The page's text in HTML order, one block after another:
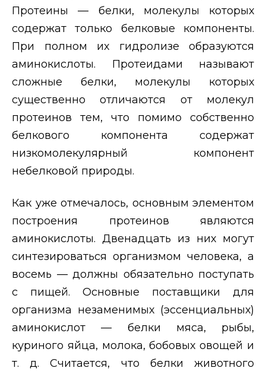
Протеины — белки, молекулы которых
содержат только белковые компоненты.
При полном их гидролизе образуются
аминокислоты. Протеидами называют
сложные белки, молекулы которых
существенно отличаются от молекул
протеинов тем, что помимо собственно
белкового компонента содержат
низкомолекулярный компонент
небелковой природы.
Как уже отмечалось, основным элементом
построения протеинов являются
аминокислоты. Двенадцать из них могут
синтезироваться организмом человека, а
восемь — должны обязательно поступать
с пищей. Основные поставщики для
организма незаменимых (эссенциальных)
аминокислот — белки мяса, рыбы,
куриного яйца, молока, бобовых овощей и
т. д. Считается, что белки животного